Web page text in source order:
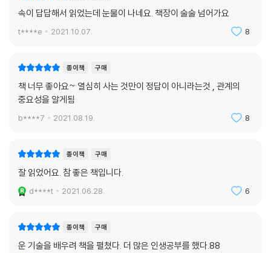
속이 답답해서 읽었는데 눈물이 나네요. 책장이 술술 넘어가요
t****e 2021.10.07. 8
종이책 구매
책 너무 좋아요~ 열심히 사는 것만이 정답이 아니라는것 , 관계의
중요성을 알게됨
b****7 2021.08.19. 8
종이책 구매
잘 읽었어요. 참 좋은 책입니다.
d****t 2021.06.28. 6
종이책 구매
운 기술을 배우려 책을 펼쳤다. 더 많은 인생공부를 했다.88